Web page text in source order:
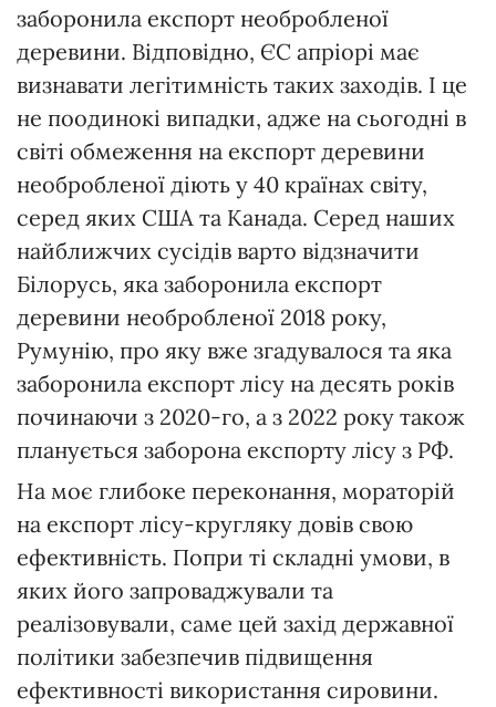
заборонила експорт необробленої
деревини. Відповідно, ЄС апріорі має
визнавати легітимність таких заходів. І це
не поодинокі випадки, адже на сьогодні в
світі обмеження на експорт деревини
необробленої діють у 40 країнах світу,
серед яких США та Канада. Серед наших
найближчих сусідів варто відзначити
Білорусь, яка заборонила експорт
деревини необробленої 2018 року,
Румунію, про яку вже згадувалося та яка
заборонила експорт лісу на десять років
починаючи з 2020-го, а з 2022 року також
планується заборона експорту лісу з РФ.
На моє глибоке переконання, мораторій
на експорт лісу-кругляку довів свою
ефективність. Попри ті складні умови, в
яких його запроваджували та
реалізовували, саме цей захід державної
політики забезпечив підвищення
ефективності використання сировини.